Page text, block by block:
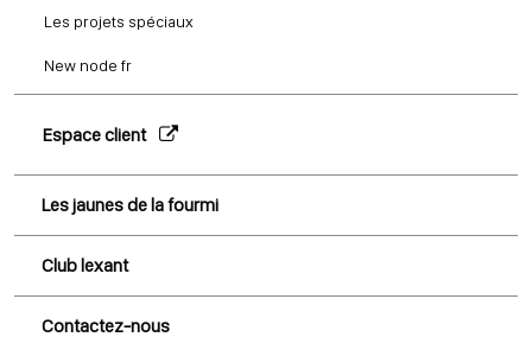
Les projets spéciaux
New node fr
Espace client
Les jaunes de la fourmi
Club lexant
Contactez-nous